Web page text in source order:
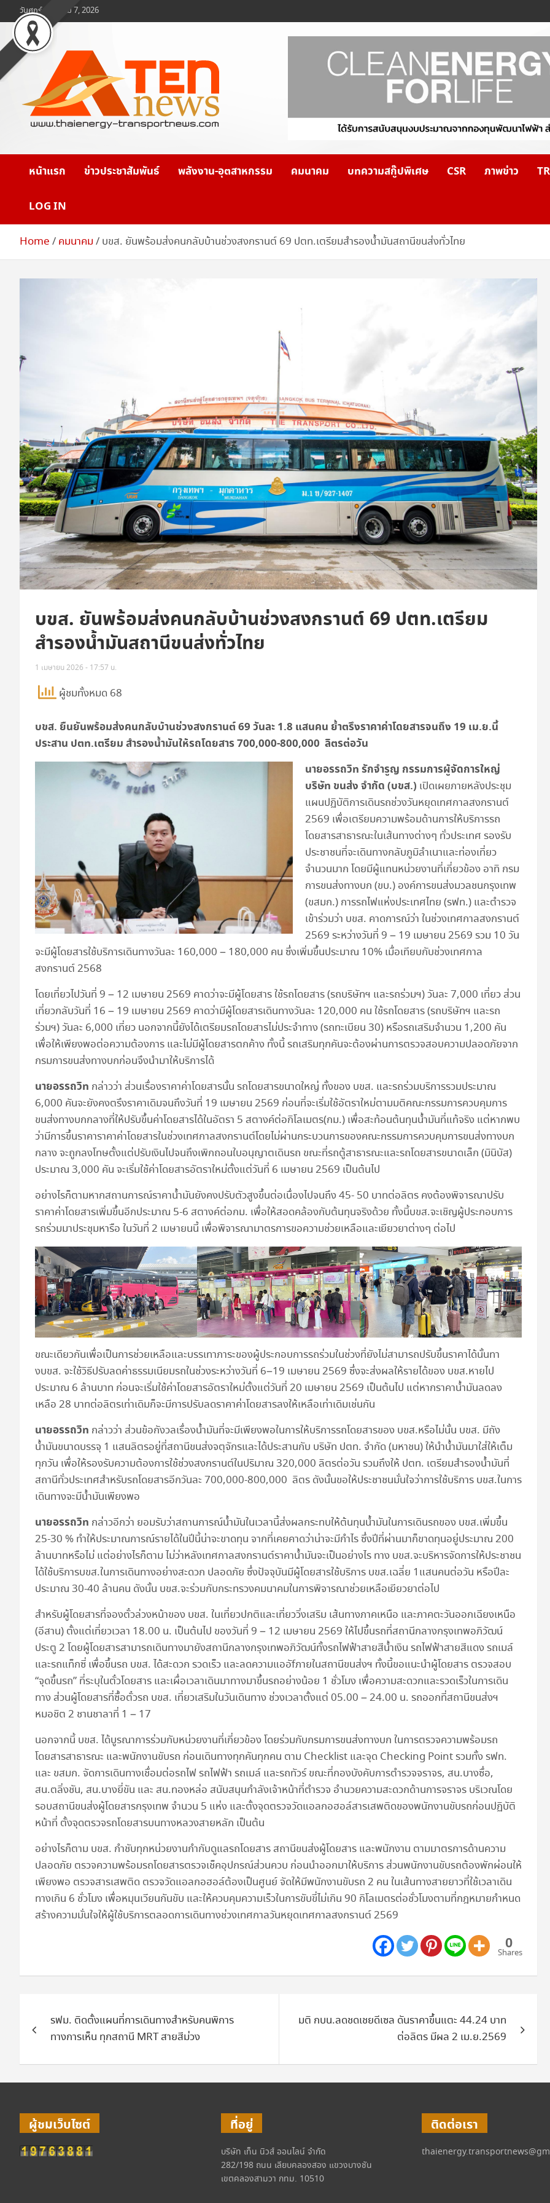
to
content
วันศุกร์, สิงหาคม 7, 2026
www.ten-news.com
หน้าแรก ข่าวประชาสัมพันธ์ พลังงาน-อุตสาหกรรม คมนาคม บทความสกู๊ปพิเศษ CSR ภาพข่าว
LOG IN
Home คมนาคม บขส. ยันพร้อมส่งคนกลับบ้านช่วงสงกรานต์ 69 ปตท.เตรียมสำรองน้ำมันสถานีขนส่งทั่วไทย
บขส. ยันพร้อมส่งคนกลับบ้านช่วงสงกรานต์ 69 ปตท.เตรียม
สำรองน้ำมันสถานีขนส่งทั่วไทย
1 เมษายน 2026 - 17:57 น.
ผู้ชมทั้งหมด 68
บขส. ยืนยันพร้อมส่งคนกลับบ้านช่วงสงกรานต์69วันละ1.8 แสนคน ย้ำตรึงราคาค่าโดยสารจนถึง 19 เม.ย.นี้
ประสาน ปตท.เตรียม สำรองน้ำมันให้รถโดยสาร700,000-800,000 ลิตรต่อวัน
นายอรรถวิท รักจำรูญ กรรมการผู้จัดการใหญ่
บริษัท ขนส่ง จำกัด (บขส.) เปิดเผยภายหลังประชุม
แผนปฏิบัติการเดินรถช่วงวันหยุดเทศกาลสงกรานต์
2569 เพื่อเตรียมความพร้อมด้านการให้บริการรถ
โดยสารสาธารณะในเส้นทางต่างๆ ทั่วประเทศ รองรับ
ประชาชนที่จะเดินทางกลับภูมิลำเนาและท่องเที่ยว
จำนวนมาก โดยมีผู้แทนหน่วยงานที่เกี่ยวข้อง อาทิ กรม
การขนส่งทางบก (ขบ.) องค์การขนส่งมวลชนกรุงเทพ
(ขสมก.) การรถไฟแห่งประเทศไทย (รฟท.) และตำรวจ
เข้าร่วมว่า บขส. คาดการณ์ว่า ในช่วงเทศกาลสงกรานต์
2569 ระหว่างวันที่ 9 – 19 เมษายน 2569 รวม 10 วัน
จะมีผู้โดยสารใช้บริการเดินทางวันละ 160,000 – 180,000 คน ซึ่งเพิ่มขึ้นประมาณ 10% เมื่อเทียบกับช่วงเทศกาล
สงกรานต์ 2568
โดยเที่ยวไปวันที่ 9 – 12 เมษายน 2569 คาดว่าจะมีผู้โดยสาร ใช้รถโดยสาร (รถบริษัทฯ และรถร่วมฯ) วันละ 7,000 เที่ยว ส่วน
เที่ยวกลับวันที่ 16 – 19 เมษายน 2569 คาดว่ามีผู้โดยสารเดินทางวันละ 120,000 คน ใช้รถโดยสาร (รถบริษัทฯ และรถ
ร่วมฯ) วันละ 6,000 เที่ยว นอกจากนี้ยังได้เตรียมรถโดยสารไม่ประจำทาง (รถทะเบียน 30) หรือรถเสริมจำนวน 1,200 คัน
เพื่อให้เพียงพอต่อความต้องการ และไม่มีผู้โดยสารตกค้าง ทั้งนี้ รถเสริมทุกคันจะต้องผ่านการตรวจสอบความปลอดภัยจาก
กรมการขนส่งทางบกก่อนจึงนำมาให้บริการได้
นายอรรถวิท กล่าวว่า ส่วนเรื่องราคาค่าโดยสารนั้น รถโดยสารขนาดใหญ่ ทั้งของ บขส. และรถร่วมบริการรวมประมาณ
6,000 คันจะยังคงตรึงราคาเดิมจนถึงวันที่ 19 เมษายน 2569 ก่อนที่จะเริ่มใช้อัตราใหม่ตามมติคณะกรรมการควบคุมการ
ขนส่งทางบกกลางที่ให้ปรับขึ้นค่าโดยสารได้ในอัตรา 5 สตางค์ต่อกิโลเมตร(กม.) เพื่อสะท้อนต้นทุนน้ำมันที่แท้จริง แต่หากพบ
ว่ามีการขึ้นราคาราคาค่าโดยสารในช่วงเทศกาลสงกรานต์โดยไม่ผ่านกระบวนการของคณะกรรมการควบคุมการขนส่งทางบก
กลาง จะถูกลงโทษตั้งแต่ปรับเงินไปจนถึงเพิกถอนใบอนุญาตเดินรถ ขณะที่รถตู้สาธารณะและรถโดยสารขนาดเล็ก (มินิบัส)
ประมาณ 3,000 คัน จะเริ่มใช้ค่าโดยสารอัตราใหม่ตั้งแต่วันที่ 6 เมษายน 2569 เป็นต้นไป
อย่างไรก็ตามหากสถานการณ์ราคาน้ำมันยังคงปรับตัวสูงขึ้นต่อเนื่องไปจนถึง 45- 50 บาทต่อลิตร คงต้องพิจารณาปรับ
ราคาค่าโดยสารเพิ่มขึ้นอีกประมาณ 5-6 สตางค์ต่อกม. เพื่อให้สอดคล้องกับต้นทุนจริงด้วย ทั้งนี้บขส.จะเชิญผู้ประกอบการ
รถร่วมมาประชุมหารือ ในวันที่ 2 เมษายนนี้ เพื่อพิจารณามาตรการขอความช่วยเหลือและเยียวยาต่างๆ ต่อไป
ขณะเดียวกันเพื่อเป็นการช่วยเหลือและบรรเทาภาระของผู้ประกอบการรถร่วมในช่วงที่ยังไม่สามารถปรับขึ้นราคาได้นั้นทา
งบขส. จะใช้วิธีปรับลดค่าธรรมเนียมรถในช่วงระหว่างวันที่ 6–19 เมษายน 2569 ซึ่งจะส่งผลให้รายได้ของ บขส.หายไป
ประมาณ 6 ล้านบาท ก่อนจะเริ่มใช้ค่าโดยสารอัตราใหม่ตั้งแต่วันที่ 20 เมษายน 2569 เป็นต้นไป แต่หากราคาน้ำมันลดลง
เหลือ 28 บาทต่อลิตรเท่าเดิมก็จะมีการปรับลดราคาค่าโดยสารลงให้เหลือเท่าเดิมเช่นกัน
นายอรรถวิท กล่าวว่า ส่วนข้อกังวลเรื่องน้ำมันที่จะมีเพียงพอในการให้บริการรถโดยสารของ บขส.หรือไม่นั้น บขส. มีถัง
น้ำมันขนาดบรรจุ 1 แสนลิตรอยู่ที่สถานีขนส่งจตุจักรและได้ประสานกับ บริษัท ปตท. จำกัด (มหาชน) ให้นำน้ำมันมาใส่ให้เต็ม
ทุกวัน เพื่อให้รองรับความต้องการใช้ช่วงสงกรานต์ในปริมาณ 320,000 ลิตรต่อวัน รวมถึงให้ ปตท. เตรียมสำรองน้ำมันที่
สถานีทั่วประเทศสำหรับรถโดยสารอีกวันละ 700,000-800,000 ลิตร ดังนั้นขอให้ประชาชนมั่นใจว่าการใช้บริการ บขส.ในการ
เดินทางจะมีน้ำมันเพียงพอ
นายอรรถวิท กล่าวอีกว่า ยอมรับว่าสถานการณ์น้ำมันในเวลานี้ส่งผลกระทบให้ต้นทุนน้ำมันในการเดินรถของ บขส.เพิ่มขึ้น
25-30 % ทำให้ประมาณการณ์รายได้ในปีนี้น่าจะขาดทุน จากที่เคยคาดว่าน่าจะมีกำไร ซึ่งปีที่ผ่านมาก็ขาดทุนอยู่ประมาณ 200
ล้านบาทหรือไม่ แต่อย่างไรก็ตาม ไม่ว่าหลังเทศกาลสงกรานต์ราคาน้ำมันจะเป็นอย่างไร ทาง บขส.จะบริหารจัดการให้ประชาชน
ได้ใช้บริการบขส.ในการเดินทางอย่างสะดวก ปลอดภัย ซึ่งปัจจุบันมีผู้โดยสารใช้บริการ บขส.เฉลี่ย 1แสนคนต่อวัน หรือปีละ
ประมาณ 30-40 ล้านคน ดังนั้น บขส.จะร่วมกับกระทรวงคมนาคมในการพิจารณาช่วยเหลือเยียวยาต่อไป
สำหรับผู้โดยสารที่จองตั๋วล่วงหน้าของ บขส. ในเที่ยวปกติและเที่ยววิ่งเสริม เส้นทางภาคเหนือ และภาคตะวันออกเฉียงเหนือ
(อีสาน) ตั้งแต่เที่ยวเวลา 18.00 น. เป็นต้นไป ของวันที่ 9 – 12 เมษายน 2569 ให้ไปขึ้นรถที่สถานีกลางกรุงเทพอภิวัฒน์
ประตู 2 โดยผู้โดยสารสามารถเดินทางมายังสถานีกลางกรุงเทพอภิวัฒน์ทั้งรถไฟฟ้าสายสีน้ำเงิน รถไฟฟ้าสายสีแดง รถเมล์
และรถแท็กซี่ เพื่อขึ้นรถ บขส. ได้สะดวก รวดเร็ว และลดความแออัfภายในสถานีขนส่งฯ ทั้งนี้ขอแนะนำผู้โดยสาร ตรวจสอบ
“จุดขึ้นรถ” ที่ระบุในตั๋วโดยสาร และเผื่อเวลาเดินมาทางมาขึ้นรถอย่างน้อย 1 ชั่วโมง เพื่อความสะดวกและรวดเร็วในการเดิน
ทาง ส่วนผู้โดยสารที่ซื้อตั๋วรถ บขส. เที่ยวเสริมในวันเดินทาง ช่วงเวลาตั้งแต่ 05.00 – 24.00 น. รถออกที่สถานีขนส่งฯ
หมอชิต 2 ชานชาลาที่ 1 – 17
นอกจากนี้ บขส. ได้บูรณาการร่วมกับหน่วยงานที่เกี่ยวข้อง โดยร่วมกับกรมการขนส่งทางบก ในการตรวจความพร้อมรถ
โดยสารสาธารณะ และพนักงานขับรถ ก่อนเดินทางทุกคันทุกคน ตาม Checklist และจุด Checking Point รวมทั้ง รฟท.
และ ขสมก. จัดการเดินทางเชื่อมต่อรถไฟ รถไฟฟ้า รถเมล์ และรถทัวร์ ขณะที่กองบังคับการตำรวจจราจร, สน.บางซื่อ,
สน.ตลิ่งชัน, สน.บางยี่ขัน และ สน.ทองหล่อ สนับสนุนกำลังเจ้าหน้าที่ตำรวจ อำนวยความสะดวกด้านการจราจร บริเวณโดย
รอบสถานีขนส่งผู้โดยสารกรุงเทพ จำนวน 5 แห่ง และตั้งจุดตรวจวัดแอลกอฮอล์สารเสพติดของพนักงานขับรถก่อนปฏิบัติ
หน้าที่ ตั้งจุดตรวจรถโดยสารบนทางหลวงสายหลัก เป็นต้น
อย่างไรก็ตาม บขส. กำชับทุกหน่วยงานกำกับดูแลรถโดยสาร สถานีขนส่งผู้โดยสาร และพนักงาน ตามมาตรการด้านความ
ปลอดภัย ตรวจความพร้อมรถโดยสารตรวจเช็คอุปกรณ์ส่วนควบ ก่อนนำออกมาให้บริการ ส่วนพนักงานขับรถต้องพักผ่อนให้
เพียงพอ ตรวจสารเสพติด ตรวจวัดแอลกอฮอล์ต้องเป็นศูนย์ จัดให้มีพนักงานขับรถ 2 คน ในเส้นทางสายยาวที่ใช้เวลาเดิน
ทางเกิน 6 ชั่วโมง เพื่อหมุนเวียนกันขับ และให้ควบคุมความเร็วในการขับขี่ไม่เกิน 90 กิโลเมตรต่อชั่วโมงตามที่กฎหมายกำหนด
สร้างความมั่นใจให้ผู้ใช้บริการตลอดการเดินทางช่วงเทศกาลวันหยุดเทศกาลสงกรานต์ 2569
0
Shares
เรื่องรฟม. ติดตั้งแผนที่การเดินทางสำหรับคนพิการ
ทางการเห็น ทุกสถานี MRT สายสีม่วง
มติ กบน.ลดชดเชยดีเซล ดันราคาขึ้นแตะ 44.24 บาท
ต่อลิตร มีผล 2 เม.ย.2569
ผู้ชมเว็บไซต์ ที่อยู่
บริษัท เท็น นิวส์ ออนไลน์ จำกัด
282/198 ถนน เลียบคลองสอง แขวงบางชัน
เขตคลองสามวา กทม. 10510
ติดต่อเรา